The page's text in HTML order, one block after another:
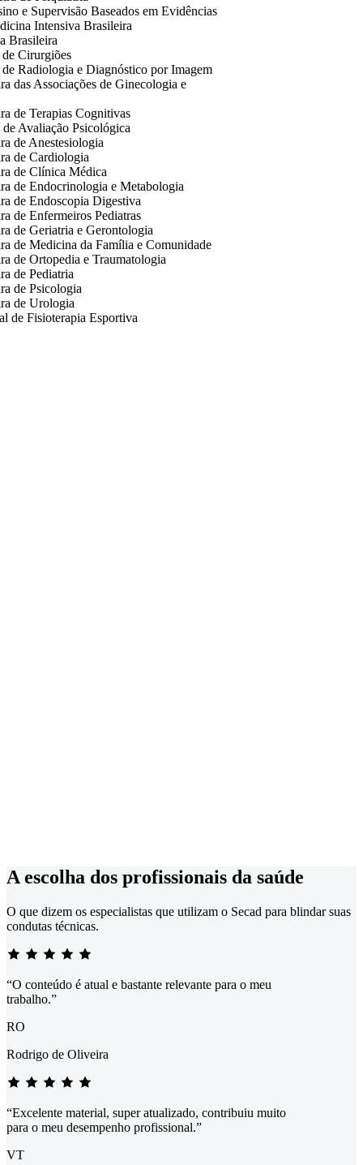
A escolha dos profissionais da saúde
O que dizem os especialistas que utilizam o Secad para blindar suas
condutas técnicas.
“O conteúdo é atual e bastante relevante para o meu
trabalho.”
RO
Rodrigo de Oliveira
“Excelente material, super atualizado, contribuiu muito
para o meu desempenho profissional.”
VT